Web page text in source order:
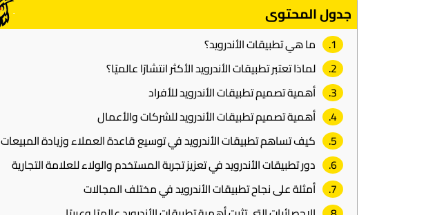
جدول المحتوى
ما هي تطبيقات الأندرويد؟
لماذا تعتبر تطبيقات الأندرويد الأكثر انتشارًا عالميًا؟
أهمية تصميم تطبيقات الأندرويد للأفراد
أهمية تصميم تطبيقات الأندرويد للشركات والأعمال
كيف تساهم تطبيقات الأندرويد في توسيع قاعدة العملاء وزيادة المبيعات
دور تطبيقات الأندرويد في تعزيز تجربة المستخدم والولاء للعلامة التجارية
أمثلة على نجاح تطبيقات الأندرويد في مختلف المجالات